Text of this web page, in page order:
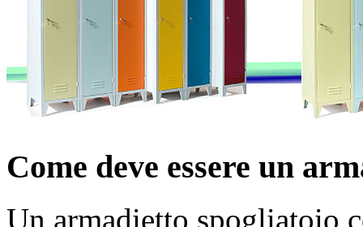
Come deve essere un
Un armadietto spogliatoio